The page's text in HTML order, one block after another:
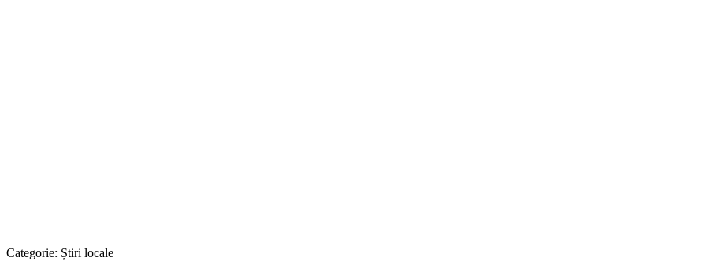
Categorie: Știri locale